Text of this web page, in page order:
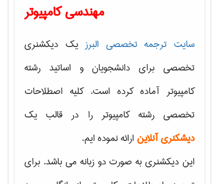
مهندسی کامپیوتر
سایت ترجمه تخصصی البرزیک دیکشنری
تخصصی برای دانشجویان و اساتید رشته
کامپیوتر آماده کرده است. کلیه اصطلاحات
تخصصی رشته کامپیوتر را در قالب یک
دیشکنری آنلاین ارائه نموده ایم.
این دیکشنری به صورت دو زبانه می باشد. برای